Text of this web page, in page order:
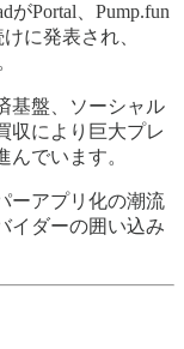
がPortal、Pump.fun
に発表され、
基盤、ソーシャル
収により巨大プレ
でいます。
ーアプリ化の潮流
イダーの囲い込み